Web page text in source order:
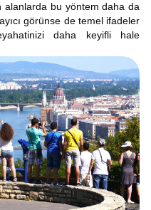
alanlarda bu yöntem daha da
görünse de temel ifadeler
daha keyifli hale